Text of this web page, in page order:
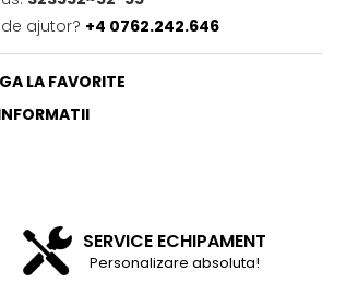
ajutor? +4 0762.242.646
LA FAVORITE
SERVICE ECHIPAMENT
Personalizare absoluta!